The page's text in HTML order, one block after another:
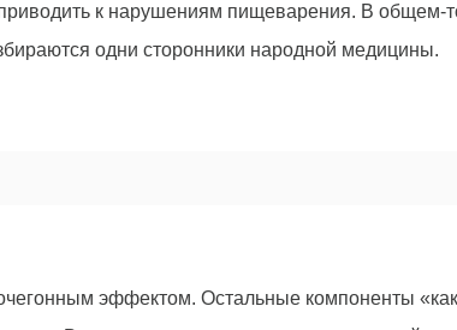
к нарушениям пищеварения. В общем-
одни сторонники народной медицины.
эффектом. Остальные компоненты